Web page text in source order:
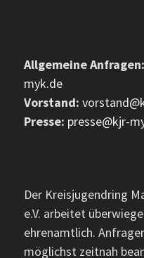
Allgemeine Anfragen:
myk.de
Vorstand:
Presse: presse@kjr-
Der Kreisjugendring
e.V. arbeitet
ehrenamtlich.
möglichst zeitnah